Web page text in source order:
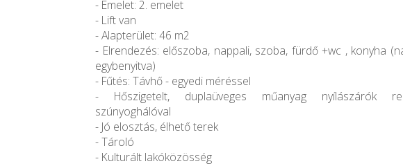
- Emelet: 2. emelet
- Lift van
- Alapterület: 46 m2
- Elrendezés: előszoba, nappali, szoba, fürdő +wc , konyha
egybenyitva)
- Fűtés: Távhő - egyedi méréssel
- Hőszigetelt, duplaüveges műanyag nyílászárók
szúnyoghálóval
- Jó elosztás, élhető terek
- Tároló
- Kulturált lakóközösség